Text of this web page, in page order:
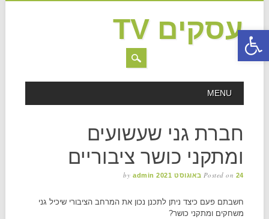
פתח סרגל נגישות
עסקים TV
MAIN MENU
MENU
חברת גני שעשועים
ומתקני כושר ציבוריים
Posted on 24 באוגוסט 2021 by admin
חשבתם פעם כיצד ניתן לתכנן נכון את המרחב הציבורי שיכיל גני
משחקים ומתקני כושר?